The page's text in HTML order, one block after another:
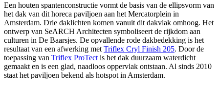
Een houten spantenconstructie vormt de basis van de ellipsvorm van
het dak van dit horeca paviljoen aan het Mercatorplein in
Amsterdam. Drie daklichten komen vanuit dit dakvlak omhoog. Het
ontwerp van SeARCH Architecten symboliseert de rijkdom aan
culturen in De Baarsjes. De opvallende rode dakbedekking is het
resultaat van een afwerking met Triflex Cryl Finish 205. Door de
toepassing van Triflex ProTect is het dak duurzaam waterdicht
gemaakt en is een glad, naadloos oppervlak ontstaan. Al sinds 2010
staat het paviljoen bekend als hotspot in Amsterdam.